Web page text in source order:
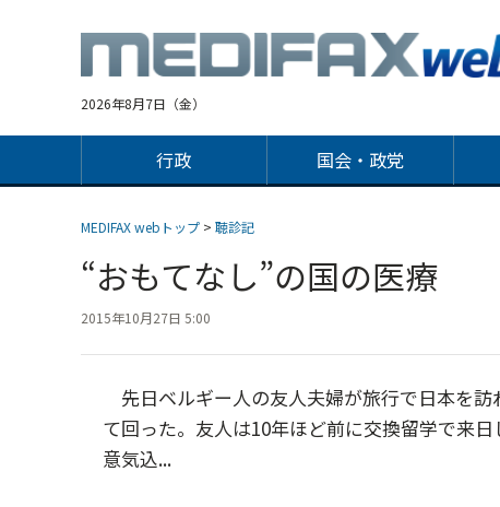
2026年8月7日（金）
行政 国会・政党
MEDIFAX webトップ > 聴診記
“おもてなし”の国の医療
2015年10月27日 5:00
先日ベルギー人の友人夫婦が旅行で日本を
て回った。友人は10年ほど前に交換留学で来
意気込...